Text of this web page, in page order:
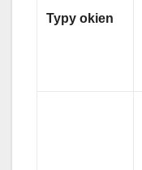
Typy okien